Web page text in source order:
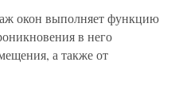
окон выполняет функцию
в него
а также от